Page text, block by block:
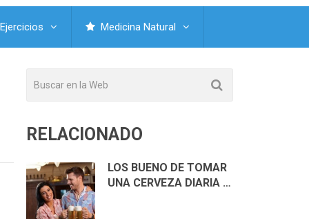
Ejercicios Medicina Natural
RELACIONADO
LOS BUENO DE TOMAR
UNA CERVEZA DIARIA …